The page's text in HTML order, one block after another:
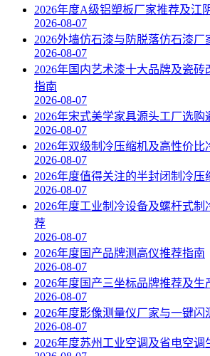
2026年度A级铝塑板厂家推荐及江
2026-08-07
2026外墙仿石漆与防脱落仿石漆厂
2026-08-07
2026年国内艺术漆十大品牌及瓷
指南
2026-08-07
2026年宋式美学家具源头工厂选购
2026-08-07
2026年双级制冷压缩机及高性价
2026-08-07
2026年度值得关注的半封闭制冷
2026-08-07
2026年度工业制冷设备及螺杆式
荐
2026-08-07
2026年度国产品牌测高仪推荐指南
2026-08-07
2026年度国产三坐标品牌推荐及生
2026-08-07
2026年度影像测量仪厂家与一键
2026-08-07
2026年度苏州工业空调及省电空调